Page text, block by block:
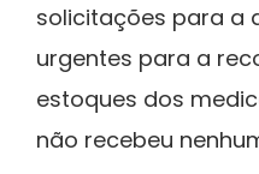
solicitações para a
urgentes para a
estoques dos
não recebeu